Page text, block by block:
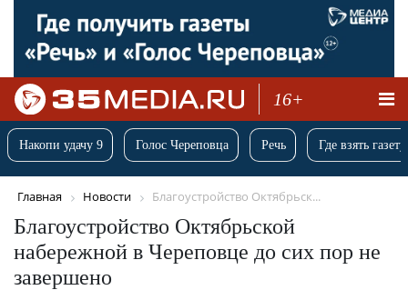
16+
Накопи удачу 9 Голос Череповца Речь Где взять
Главная Новости Благоустройство Октябрьск...
Благоустройство Октябрьской
набережной в Череповце до сих пор не
завершено